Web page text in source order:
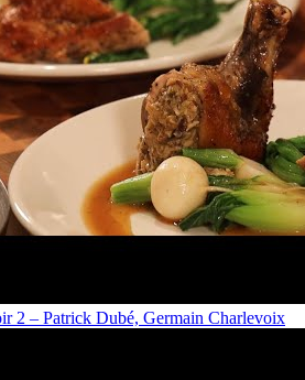
2 – Patrick Dubé, Germain Charlevoix